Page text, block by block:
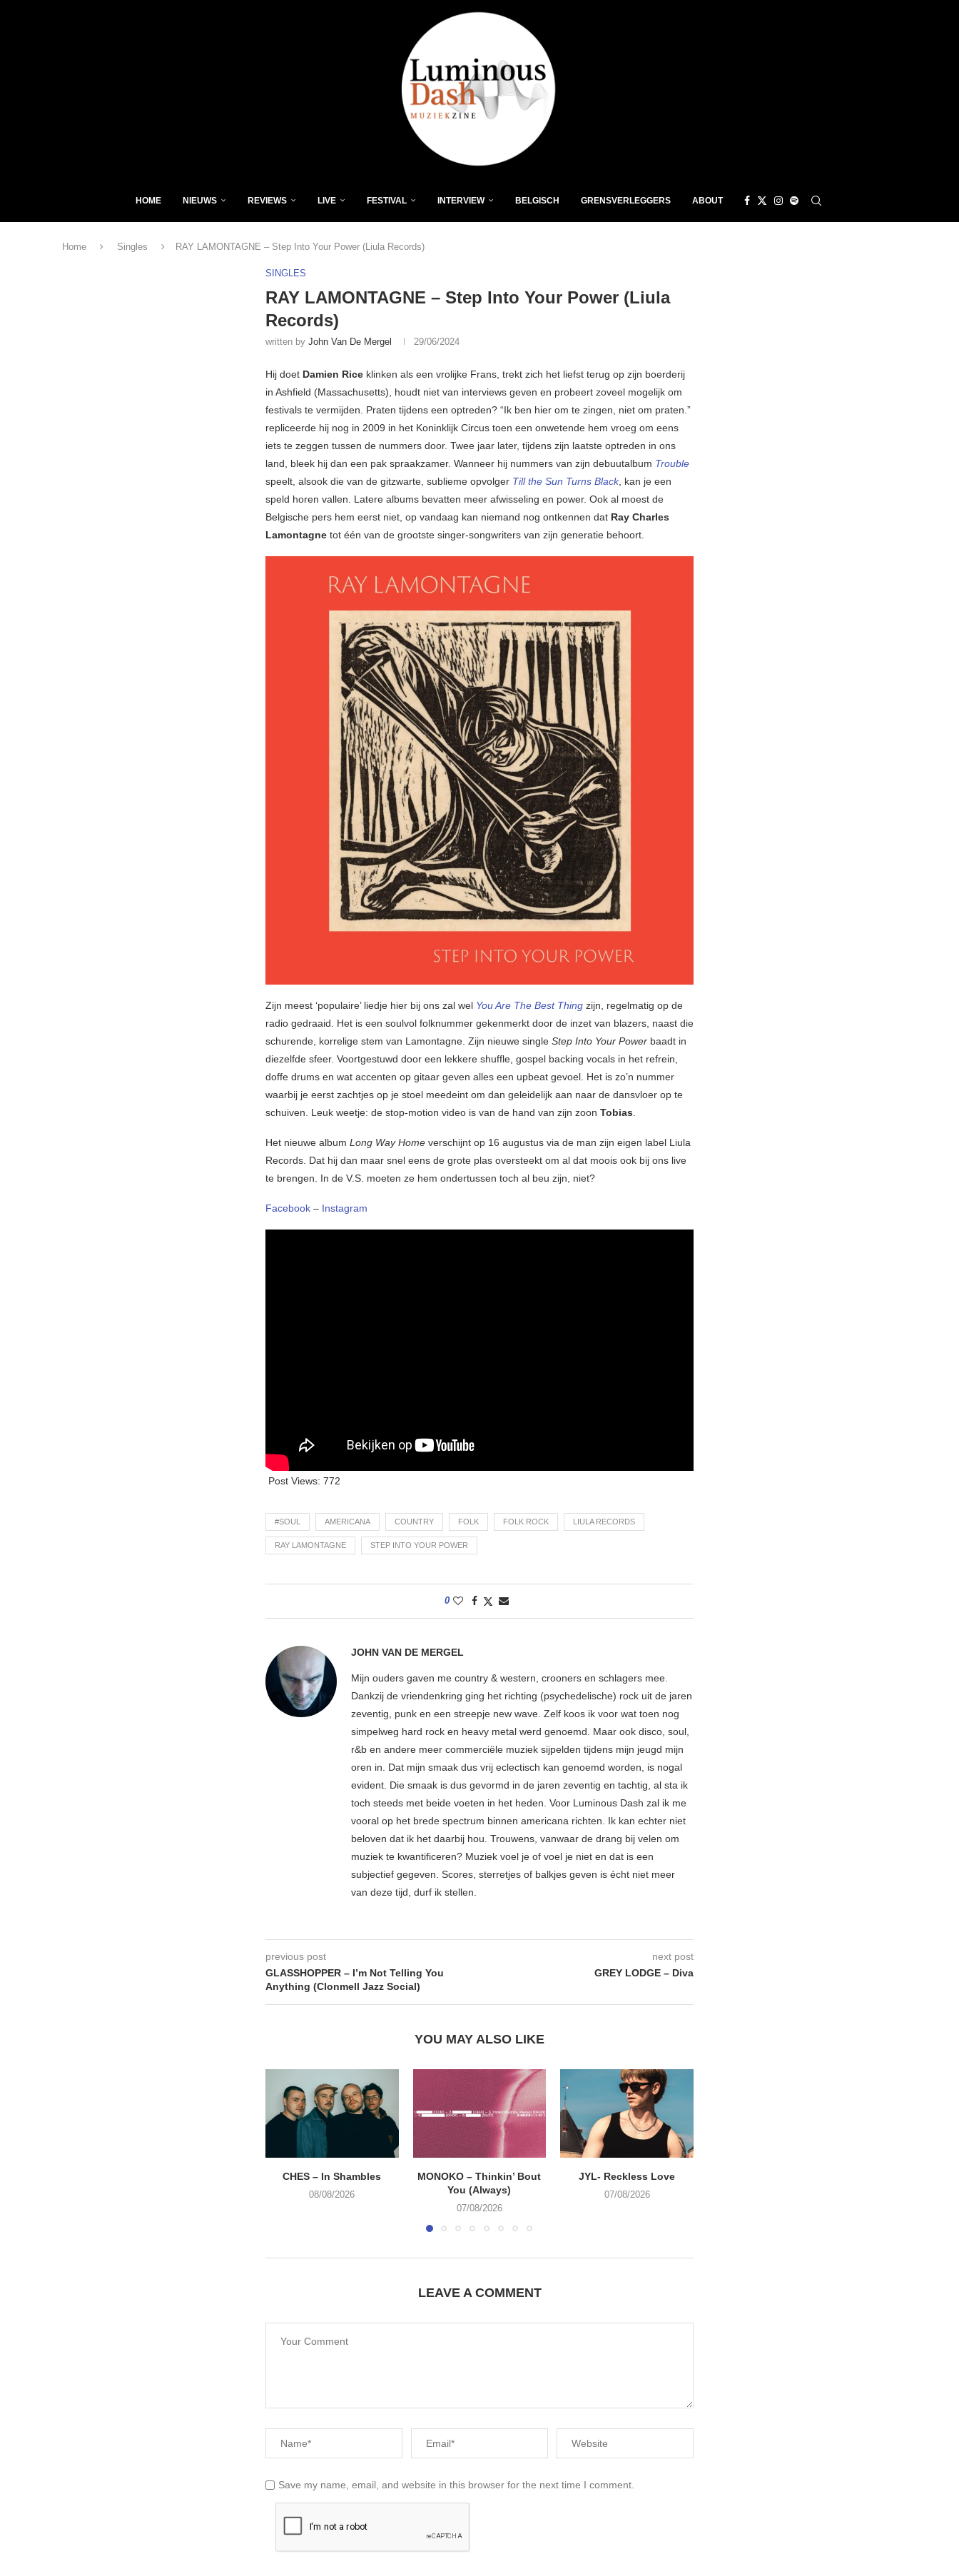
HOME NIEUWS REVIEWS LIVE FESTIVAL INTERVIEW BELGISCH GRENSVERLEGGERS ABOUT
Home Singles RAY LAMONTAGNE – Step Into Your Power (Liula Records)
SINGLES
RAY LAMONTAGNE – Step Into Your Power (Liula
Records)
written by John Van De Mergel 29/06/2024
Hij doet Damien Rice klinken als een vrolijke Frans, trekt zich het liefst terug op zijn boerderij
in Ashfield (Massachusetts), houdt niet van interviews geven en probeert zoveel mogelijk om
festivals te vermijden. Praten tijdens een optreden? “Ik ben hier om te zingen, niet om praten.”
repliceerde hij nog in 2009 in het Koninklijk Circus toen een onwetende hem vroeg om eens
iets te zeggen tussen de nummers door. Twee jaar later, tijdens zijn laatste optreden in ons
land, bleek hij dan een pak spraakzamer. Wanneer hij nummers van zijn debuutalbum Trouble
speelt, alsook die van de gitzwarte, sublieme opvolger Till the Sun Turns Black, kan je een
speld horen vallen. Latere albums bevatten meer afwisseling en power. Ook al moest de
Belgische pers hem eerst niet, op vandaag kan niemand nog ontkennen dat Ray Charles
Lamontagne tot één van de grootste singer-songwriters van zijn generatie behoort.
Zijn meest ‘populaire’ liedje hier bij ons zal wel You Are The Best Thing zijn, regelmatig op de
radio gedraaid. Het is een soulvol folknummer gekenmerkt door de inzet van blazers, naast die
schurende, korrelige stem van Lamontagne. Zijn nieuwe single Step Into Your Power baadt in
diezelfde sfeer. Voortgestuwd door een lekkere shuffle, gospel backing vocals in het refrein,
doffe drums en wat accenten op gitaar geven alles een upbeat gevoel. Het is zo’n nummer
waarbij je eerst zachtjes op je stoel meedeint om dan geleidelijk aan naar de dansvloer op te
schuiven. Leuk weetje: de stop-motion video is van de hand van zijn zoon Tobias.
Het nieuwe album Long Way Home verschijnt op 16 augustus via de man zijn eigen label Liula
Records. Dat hij dan maar snel eens de grote plas oversteekt om al dat moois ook bij ons live
te brengen. In de V.S. moeten ze hem ondertussen toch al beu zijn, niet?
Facebook – Instagram
Post Views: 772
#SOUL AMERICANA COUNTRY FOLK FOLK ROCK LIULA RECORDS
RAY LAMONTAGNE STEP INTO YOUR POWER
0
JOHN VAN DE MERGEL
Mijn ouders gaven me country & western, crooners en schlagers mee.
Dankzij de vriendenkring ging het richting (psychedelische) rock uit de jaren
zeventig, punk en een streepje new wave. Zelf koos ik voor wat toen nog
simpelweg hard rock en heavy metal werd genoemd. Maar ook disco, soul,
r&b en andere meer commerciële muziek sijpelden tijdens mijn jeugd mijn
oren in. Dat mijn smaak dus vrij eclectisch kan genoemd worden, is nogal
evident. Die smaak is dus gevormd in de jaren zeventig en tachtig, al sta ik
toch steeds met beide voeten in het heden. Voor Luminous Dash zal ik me
vooral op het brede spectrum binnen americana richten. Ik kan echter niet
beloven dat ik het daarbij hou. Trouwens, vanwaar de drang bij velen om
muziek te kwantificeren? Muziek voel je of voel je niet en dat is een
subjectief gegeven. Scores, sterretjes of balkjes geven is écht niet meer
van deze tijd, durf ik stellen.
previous post
GLASSHOPPER – I’m Not Telling You
Anything (Clonmell Jazz Social)
next post
GREY LODGE – Diva
YOU MAY ALSO LIKE
CHES – In Shambles
08/08/2026
MONOKO – Thinkin’ Bout
You (Always)
07/08/2026
JYL- Reckless Love
07/08/2026
LEAVE A COMMENT
Save my name, email, and website in this browser for the next time I comment.